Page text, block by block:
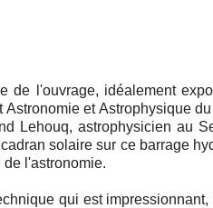
de l'ouvrage, idéalement
Astronomie et Astrophysique
Lehouq, astrophysicien au
solaire sur ce barrage
l'astronomie.
qui est